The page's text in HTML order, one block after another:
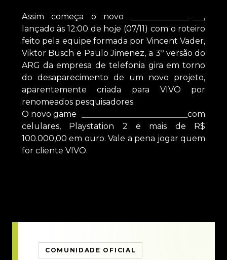
Assim começa o novo
,
lançado às 12:00 de hoje (07/11) com o roteiro
feito pela equipe formada por Vincent Vader,
Viktor Busch e Paulo Jimenez, a 3º versão do
ARG da empresa de telefonia gira em torno
do desaparecimento de um novo projeto,
aparentemente criada para VIVO por
renomeados pesquisadores.
O novo game
com
celulares, Playstation 2 e mais de R$
100.000,00 em ouro. Vale a pena jogar quem
for cliente VIVO.
COMUNIDADE OFICIAL